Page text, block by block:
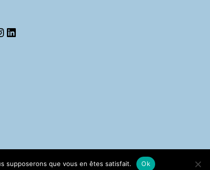
LinkedIn
supposerons que vous en êtes satisfait. Ok